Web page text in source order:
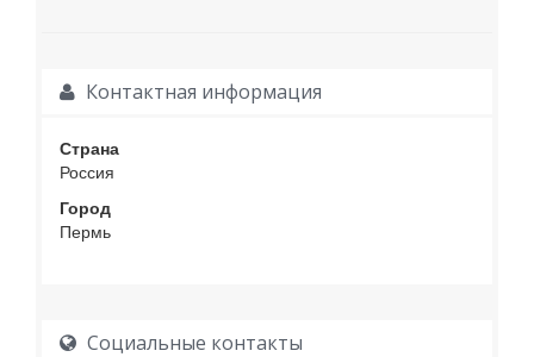
Контактная информация
Страна
Россия
Город
Пермь
Социальные контакты